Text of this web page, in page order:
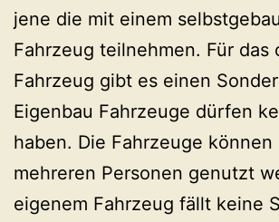
jene die mit einem
Fahrzeug teilnehmen. Für das
Fahrzeug gibt es einen
Eigenbau Fahrzeuge dürfen
haben. Die Fahrzeuge können
mehreren Personen genutzt
eigenem Fahrzeug fällt keine